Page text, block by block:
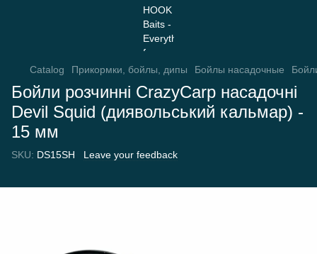
Catalog Прикормки, бойлы, дипы Бойлы насадочные
Бойли розчинні CrazyCarp насадочні
Devil Squid (диявольський кальмар) -
15 мм
SKU: DS15SH Leave your feedback